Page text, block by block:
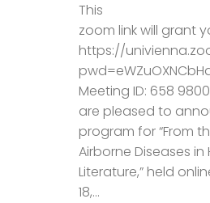
This
zoom link will grant
https://
Meeting ID: 658
are pleased to
program for “From
Airborne Diseases
Literature,” held
18,...